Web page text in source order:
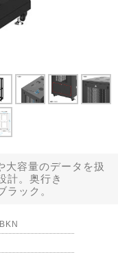
大容量のデータを扱
計。奥行き
ラック。